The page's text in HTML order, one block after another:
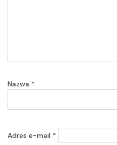
Nazwa *
Adres e-mail *